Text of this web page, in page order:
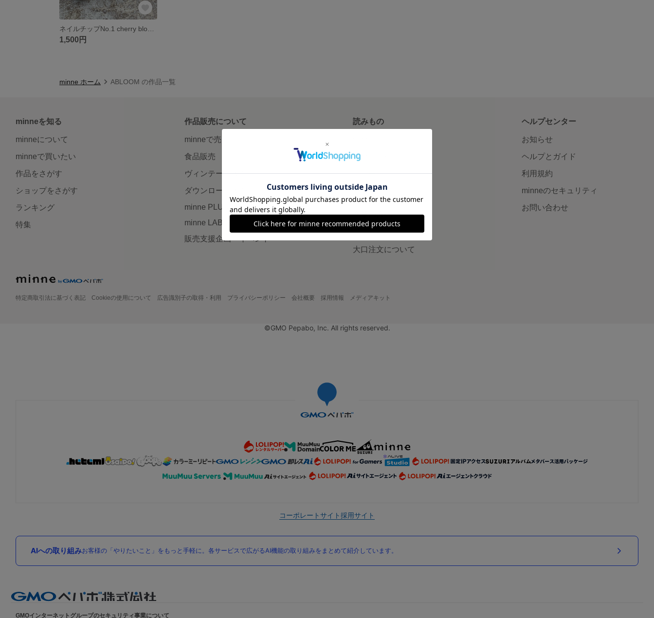
1,500円
minne ホーム ABLOOM の作品一覧
minneを知る
minneについて
minneで買いたい
作品をさがす
ショップをさがす
ランキング
特集
作品販売について
minneで売りたい
食品販売
ヴィンテージ販売
ダウンロード販売
minne PLUS
minne LAB
販売支援企画・イベント
読みもの
minne学習帖
ニュース
minneの本
企業の方へ
広告出稿について
大口注文について
ヘルプセンター
お知らせ
ヘルプとガイド
利用規約
minneのセキュリティ
お問い合わせ
特定商取引法に基づく表記 Cookieの使用について 広告識別子の取得・利用 プライバシーポリシー 会社概要 採用情報 メディアキット
©GMO Pepabo, Inc. All rights reserved.
コーポレートサイト採用サイト
AIへの取り組みお客様の「やりたいこと」をもっと手軽に。各サービスで広がるAI機能の取り組みをまとめて紹介しています。
GMOインターネットグループのセキュリティ事業について